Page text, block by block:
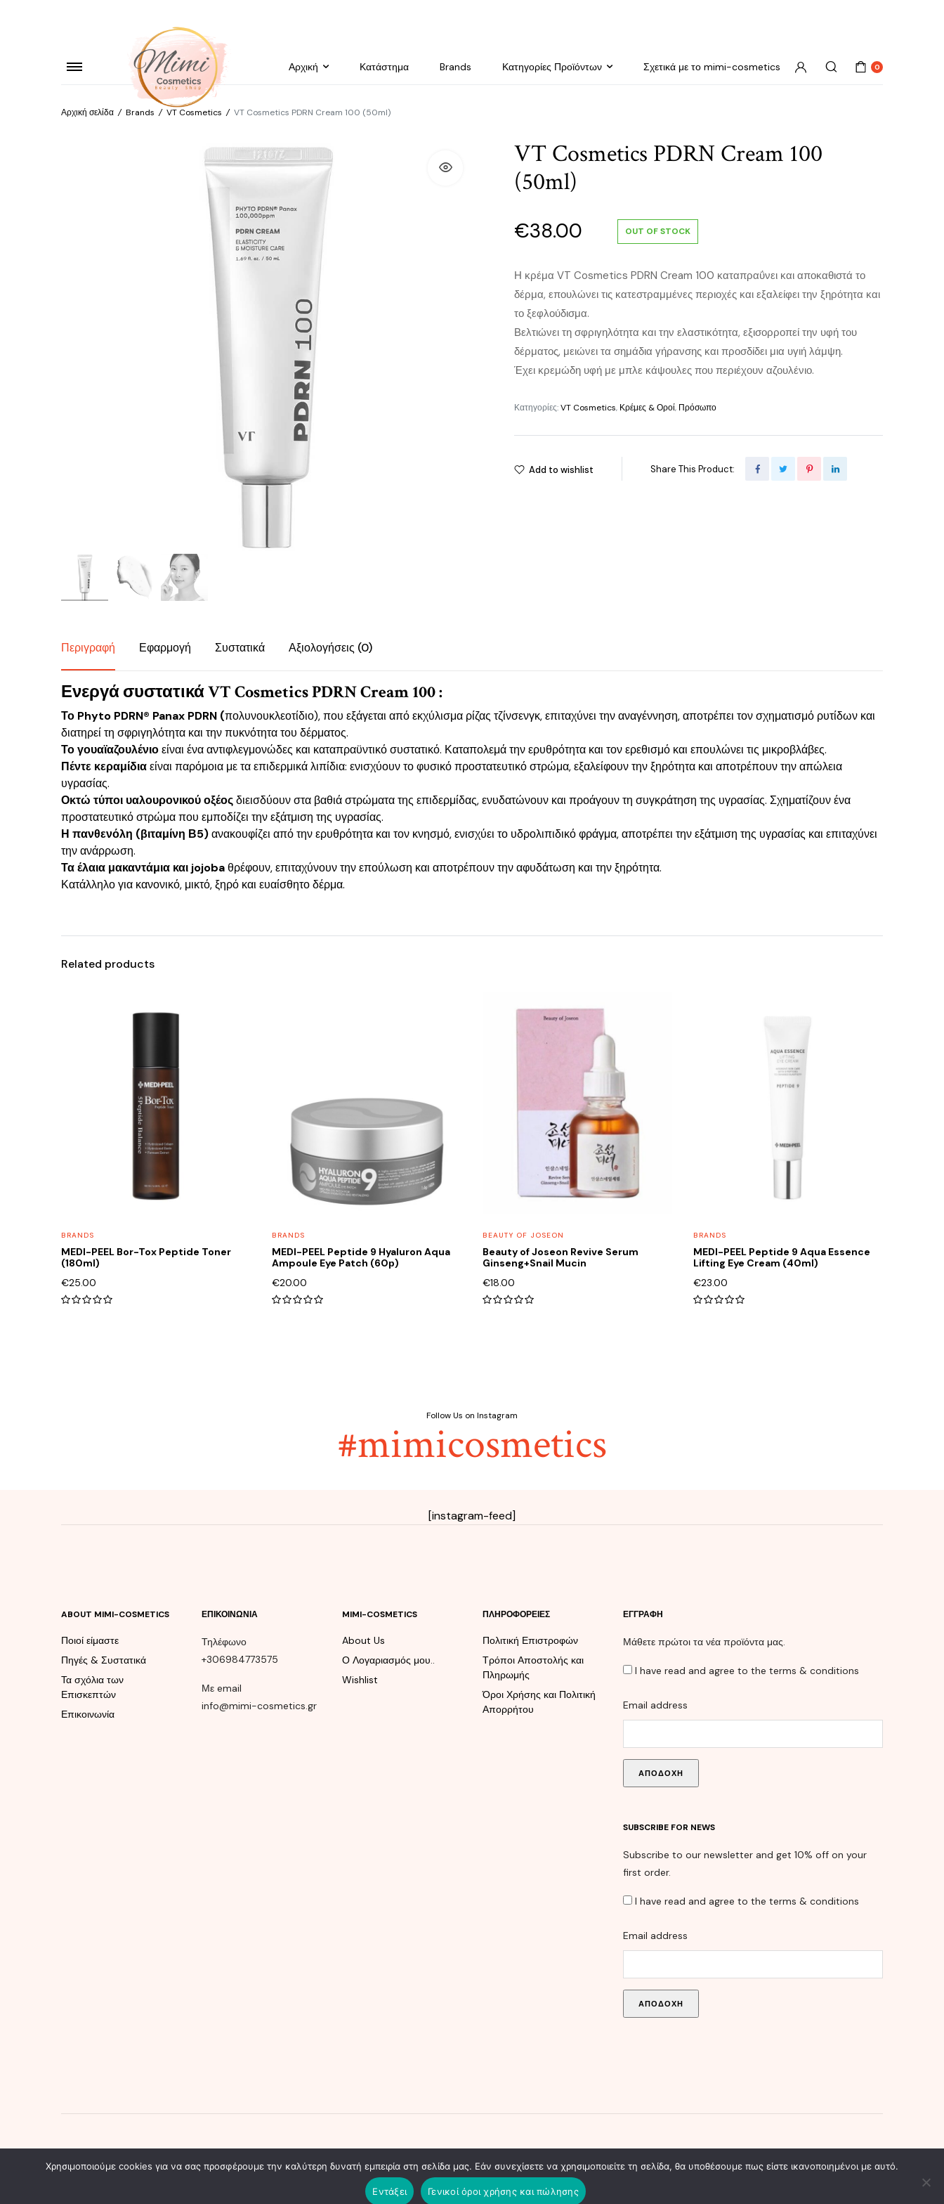
Αρχική Κατάστημα Brands Κατηγορίες Προϊόντων Σχετικά με το mimi-cosmetics 0
Αρχική σελίδα / Brands / VT Cosmetics / VT Cosmetics PDRN Cream 100 (50ml)
VT Cosmetics PDRN Cream 100
(50ml)
€38.00 OUT OF STOCK
Η κρέμα VT Cosmetics PDRN Cream 100 καταπραΰνει και αποκαθιστά το
δέρμα, επουλώνει τις κατεστραμμένες περιοχές και εξαλείφει την ξηρότητα και
το ξεφλούδισμα.
Βελτιώνει τη σφριγηλότητα και την ελαστικότητα, εξισορροπεί την υφή του
δέρματος, μειώνει τα σημάδια γήρανσης και προσδίδει μια υγιή λάμψη.
Έχει κρεμώδη υφή με μπλε κάψουλες που περιέχουν αζουλένιο.
Κατηγορίες:VT Cosmetics, Κρέμες & Οροί, Πρόσωπο
Add to wishlist Share This Product:
Περιγραφή Εφαρμογή Συστατικά Αξιολογήσεις (0)
Ενεργά συστατικά VT Cosmetics PDRN Cream 100 :
Το Phyto PDRN® Panax PDRN (πολυνουκλεοτίδιο), που εξάγεται από εκχύλισμα ρίζας τζίνσενγκ, επιταχύνει την αναγέννηση, αποτρέπει τον σχηματισμό ρυτίδων και
διατηρεί τη σφριγηλότητα και την πυκνότητα του δέρματος.
Το γουαϊαζουλένιοείναι ένα αντιφλεγμονώδες και καταπραϋντικό συστατικό. Καταπολεμά την ερυθρότητα και τον ερεθισμό και επουλώνει τις μικροβλάβες.
Πέντε κεραμίδιαείναι παρόμοια με τα επιδερμικά λιπίδια: ενισχύουν το φυσικό προστατευτικό στρώμα, εξαλείφουν την ξηρότητα και αποτρέπουν την απώλεια
υγρασίας.
Οκτώ τύποι υαλουρονικού οξέοςδιεισδύουν στα βαθιά στρώματα της επιδερμίδας, ενυδατώνουν και προάγουν τη συγκράτηση της υγρασίας. Σχηματίζουν ένα
προστατευτικό στρώμα που εμποδίζει την εξάτμιση της υγρασίας.
Η πανθενόλη (βιταμίνη Β5)ανακουφίζει από την ερυθρότητα και τον κνησμό, ενισχύει το υδρολιπιδικό φράγμα, αποτρέπει την εξάτμιση της υγρασίας και επιταχύνει
την ανάρρωση.
Τα έλαια μακαντάμια και jojobaθρέφουν, επιταχύνουν την επούλωση και αποτρέπουν την αφυδάτωση και την ξηρότητα.
Κατάλληλο για κανονικό, μικτό, ξηρό και ευαίσθητο δέρμα.
Related products
BRANDS
MEDI-PEEL Bor-Tox Peptide Toner
(180ml)
€25.00
BRANDS
MEDI-PEEL Peptide 9 Hyaluron Aqua
Ampoule Eye Patch (60р)
€20.00
BEAUTY OF JOSEON
Beauty of Joseon Revive Serum
Ginseng+Snail Mucin
€18.00
BRANDS
MEDI-PEEL Peptide 9 Aqua Essence
Lifting Eye Cream (40ml)
€23.00
Follow Us on Instagram
#mimicosmetics
[instagram-feed]
ABOUT MIMI-COSMETICS
Ποιοί είμαστε
Πηγές & Συστατικά
Τα σχόλια των
Επισκεπτών
Επικοινωνία
ΕΠΙΚΟΙΝΩΝΊΑ
Τηλέφωνο
+306984773575
Με email
info@mimi-cosmetics.gr
MIMI-COSMETICS
About Us
Ο Λογαριασμός μου..
Wishlist
ΠΛΗΡΟΦΟΡΕΊΕΣ
Πολιτική Επιστροφών
Τρόποι Αποστολής και
Πληρωμής
Όροι Χρήσης και Πολιτική
Απορρήτου
ΕΓΓΡΑΦΉ
Μάθετε πρώτοι τα νέα προϊόντα μας.
I have read and agree to the terms & conditions
Email address
SUBSCRIBE FOR NEWS
Subscribe to our newsletter and get 10% off on your
first order.
I have read and agree to the terms & conditions
Email address
mimi-cosmetics.gr © Copyright 2024 - All rights reserved. Created by "Θ.Τ.". Facebook Twitter Pinterest Instagram
Χρησιμοποιούμε cookies για να σας προσφέρουμε την καλύτερη δυνατή εμπειρία στη σελίδα μας. Εάν συνεχίσετε να χρησιμοποιείτε τη σελίδα, θα υποθέσουμε πως είστε ικανοποιημένοι με αυτό.
Εντάξει Γενικοί όροι χρήσης και πώλησης